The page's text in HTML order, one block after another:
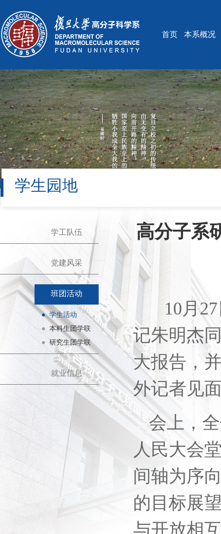
首页 本系概况
学生园地
学工队伍
党建风采
班团活动
学生活动
本科生团学联
研究生团学联
就业信息
高分子系
10月
记朱明杰
大报告，
外记者见
会上，
人民大会
间轴为序
的目标展
与开放相